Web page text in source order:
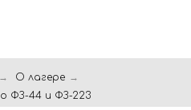
→ О лагере →
ФЗ-44 и ФЗ-223